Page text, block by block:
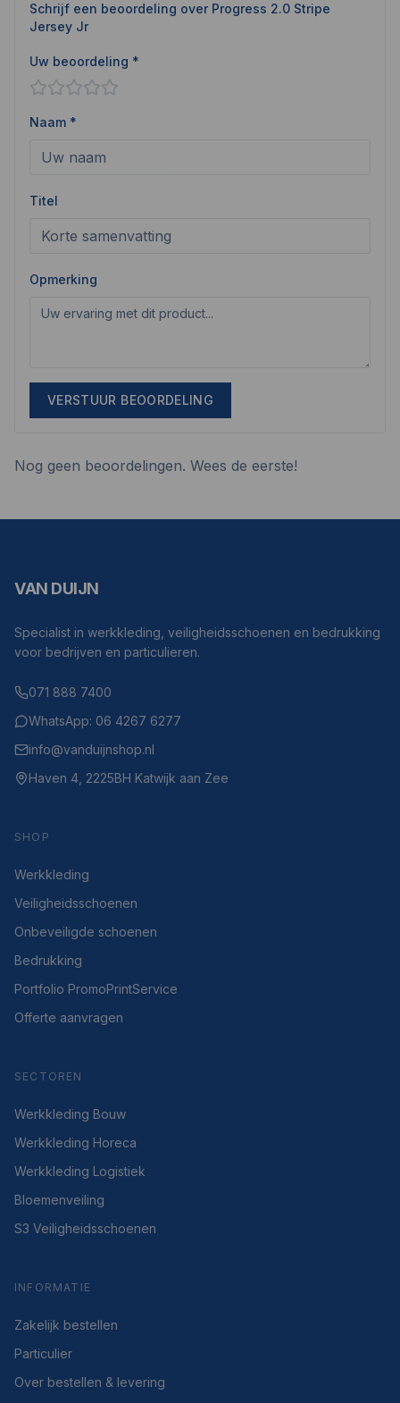
Schrijf een beoordeling over Progress 2.0 Stripe
Jersey Jr
Uw beoordeling *
Naam *
Titel
Opmerking
VERSTUUR BEOORDELING
Nog geen beoordelingen. Wees de eerste!
VAN DUIJN
Specialist in werkkleding, veiligheidsschoenen en bedrukking
voor bedrijven en particulieren.
071 888 7400
WhatsApp: 06 4267 6277
info@vanduijnshop.nl
Haven 4, 2225BH Katwijk aan Zee
SHOP
Werkkleding
Veiligheidsschoenen
Onbeveiligde schoenen
Bedrukking
Portfolio PromoPrintService
Offerte aanvragen
SECTOREN
Werkkleding Bouw
Werkkleding Horeca
Werkkleding Logistiek
Bloemenveiling
S3 Veiligheidsschoenen
INFORMATIE
Zakelijk bestellen
Particulier
Over bestellen & levering